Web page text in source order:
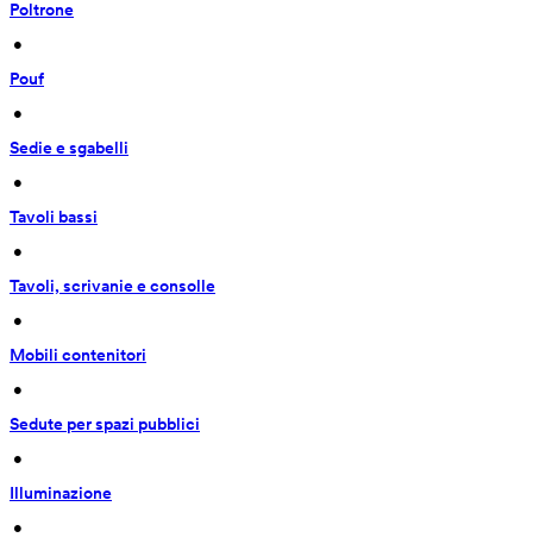
Poltrone
•
Pouf
•
Sedie e sgabelli
•
Tavoli bassi
•
Tavoli, scrivanie e consolle
•
Mobili contenitori
•
Sedute per spazi pubblici
•
Illuminazione
•